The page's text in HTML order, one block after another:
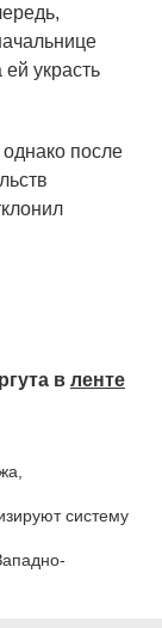
украсть
после
в ленте
систему